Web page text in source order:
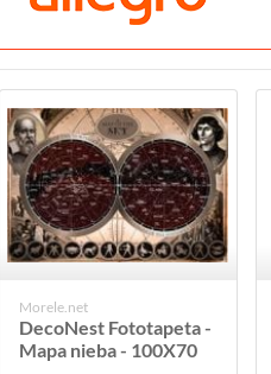
Morele.net
DecoNest Fototapeta -
Mapa nieba - 100X70